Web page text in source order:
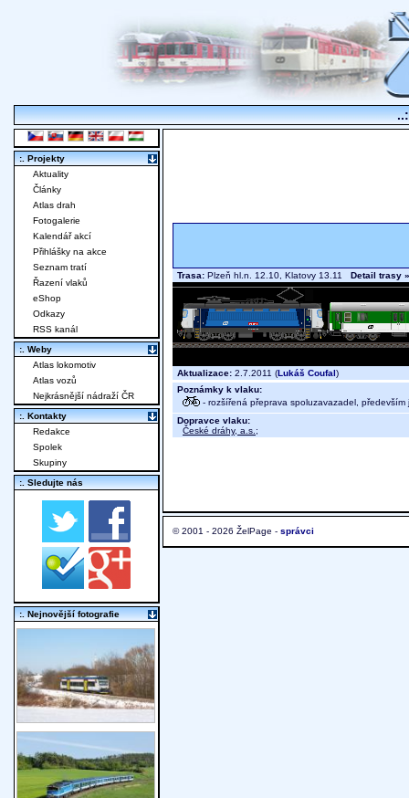
Trasa: Plzeň hl.n. 12.10, Klatovy 13.11 Detail trasy »
Aktualizace: 2.7.2011 (Lukáš Coufal)
Poznámky k vlaku:
- rozšířená přeprava spoluzavazadel, především
Dopravce vlaku:
České dráhy, a.s. ;
© 2001 - 2026 ŽelPage - správci
:. Projekty
Aktuality
Články
Atlas drah
Fotogalerie
Kalendář akcí
Přihlášky na akce
Seznam tratí
Řazení vlaků
eShop
Odkazy
RSS kanál
:. Weby
Atlas lokomotiv
Atlas vozů
Nejkrásnější nádraží ČR
:. Kontakty
Redakce
Spolek
Skupiny
:. Sledujte nás
:. Nejnovější fotografie